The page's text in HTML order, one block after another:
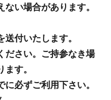
い場合があります。
付いたします。
ださい。ご持参なき場
す。
必ずご利用下さい。